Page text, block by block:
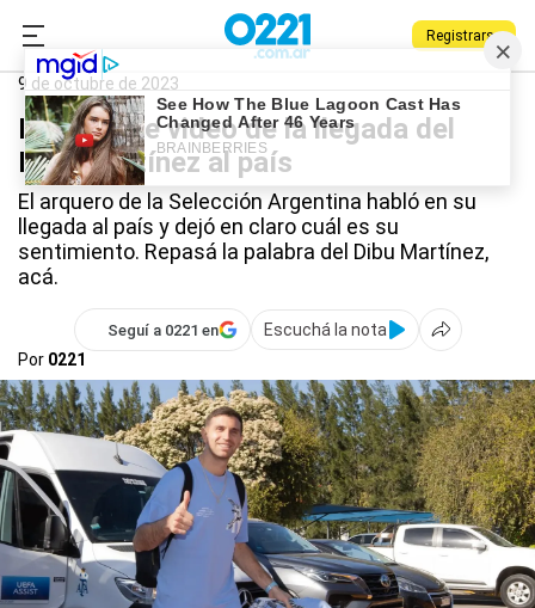
Registrarse
0221.com.ar
Dibu Martínez
9 de octubre de 2023
El increíble video de la llegada del
Dibu Martínez al país
El arquero de la Selección Argentina habló en su
llegada al país y dejó en claro cuál es su
sentimiento. Repasá la palabra del Dibu Martínez,
acá.
Seguí a 0221 en
Escuchá la nota
Por 0221